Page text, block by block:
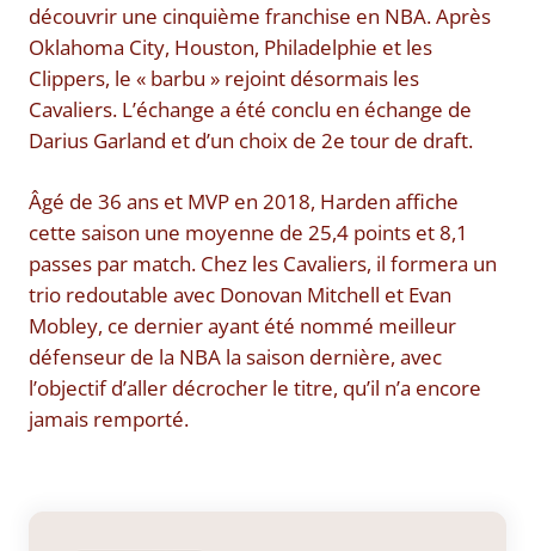
découvrir une cinquième franchise en NBA. Après
Oklahoma City, Houston, Philadelphie et les
Clippers, le « barbu » rejoint désormais les
Cavaliers. L’échange a été conclu en échange de
Darius Garland et d’un choix de 2e tour de draft.
Âgé de 36 ans et MVP en 2018, Harden affiche
cette saison une moyenne de 25,4 points et 8,1
passes par match. Chez les Cavaliers, il formera un
trio redoutable avec Donovan Mitchell et Evan
Mobley, ce dernier ayant été nommé meilleur
défenseur de la NBA la saison dernière, avec
l’objectif d’aller décrocher le titre, qu’il n’a encore
jamais remporté.